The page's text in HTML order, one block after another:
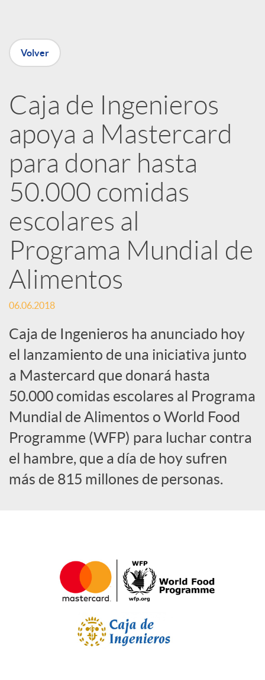
n
e
d
e
s
S
o
c
i
a
l
Volver
Caja de Ingenieros
apoya a Mastercard
para donar hasta
50.000 comidas
escolares al
Programa Mundial de
Alimentos
06.06.2018
Caja de Ingenieros ha anunciado hoy
el lanzamiento de una iniciativa junto
a Mastercard que donará hasta
50.000 comidas escolares al Programa
Mundial de Alimentos o World Food
Programme (WFP) para luchar contra
el hambre, que a día de hoy sufren
más de 815 millones de personas.